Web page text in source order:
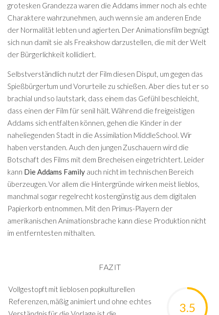
grotesken Grandezza waren die Addams immer noch als echte
Charaktere wahrzunehmen, auch wenn sie am anderen Ende
der Normalität lebten und agierten. Der Animationsfilm begnügt
sich nun damit sie als Freakshow darzustellen, die mit der Welt
der Bürgerlichkeit kollidiert.
Selbstverständlich nutzt der Film diesen Disput, um gegen das
Spießbürgertum und Vorurteile zu schießen. Aber dies tut er so
brachial und so lautstark, dass einem das Gefühl beschleicht,
dass einen der Film für senil hält. Während die freigeistigen
Addams sich entfalten können, gehen die Kinder in der
naheliegenden Stadt in die Assimilation MiddleSchool. Wir
haben verstanden. Auch den jungen Zuschauern wird die
Botschaft des Films mit dem Brecheisen eingetrichtert. Leider
kann Die Addams Family auch nicht im technischen Bereich
überzeugen. Vor allem die Hintergründe wirken meist lieblos,
manchmal sogar regelrecht kostengünstig aus dem digitalen
Papierkorb entnommen. Mit den Primus-Playern der
amerikanischen Animationsbrache kann diese Produktion nicht
im entferntesten mithalten.
FAZIT
3.5
Vollgestopft mit lieblosen popkulturellen
Referenzen, mäßig animiert und ohne echtes